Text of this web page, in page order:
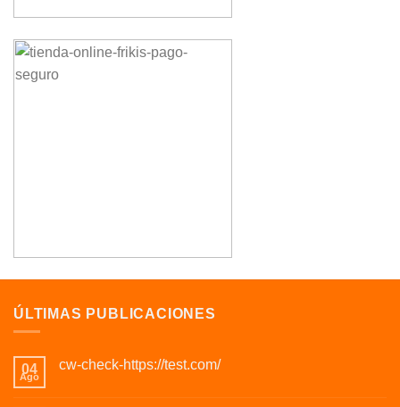
ÚLTIMAS PUBLICACIONES
04
Ago
cw-check-https://test.com/